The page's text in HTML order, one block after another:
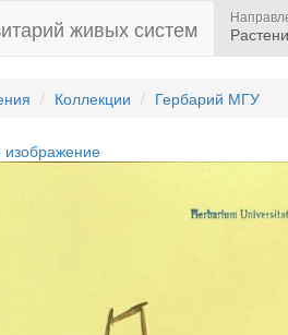
живых систем
Коллекции Гербарий МГУ